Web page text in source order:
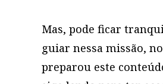
Mas, pode ficar
guiar nessa missão,
preparou este